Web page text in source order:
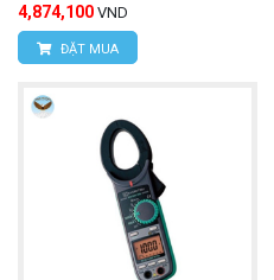
4,874,100 VND
ĐẶT MUA